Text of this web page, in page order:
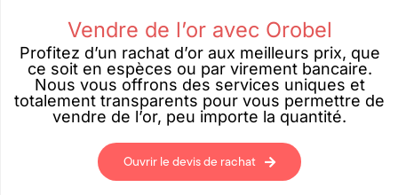
Vendre de l’or avec Orobel
Profitez d’un rachat d’or aux meilleurs prix, que
ce soit en espèces ou par virement bancaire.
Nous vous offrons des services uniques et
totalement transparents pour vous permettre de
vendre de l’or, peu importe la quantité.
Ouvrir le devis de rachat